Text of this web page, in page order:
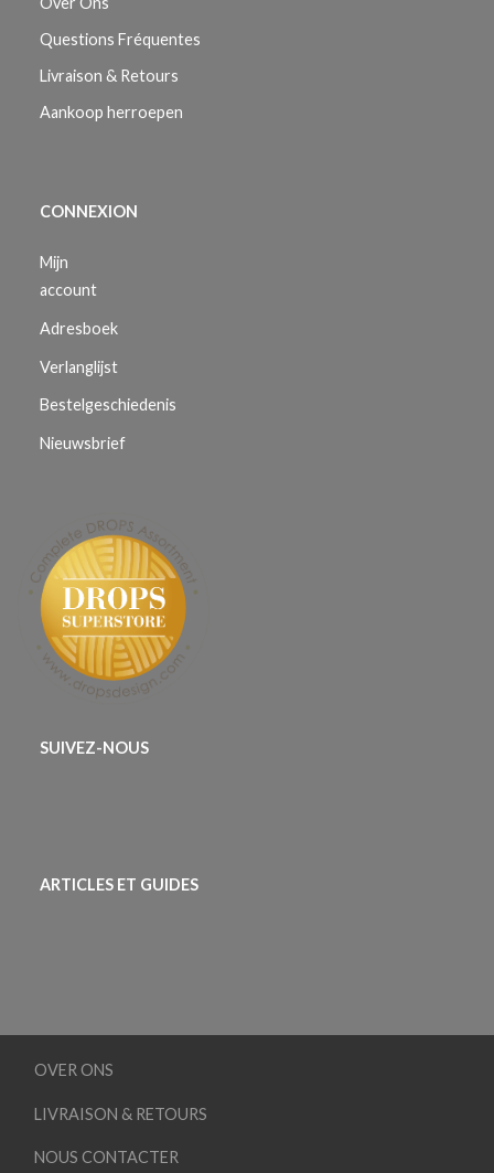
Questions Fréquentes
Livraison & Retours
Aankoop herroepen
CONNEXION
Mijn
account
Adresboek
Verlanglijst
Bestelgeschiedenis
Nieuwsbrief
SUIVEZ-NOUS
ARTICLES ET GUIDES
OVER ONS
LIVRAISON & RETOURS
NOUS CONTACTER